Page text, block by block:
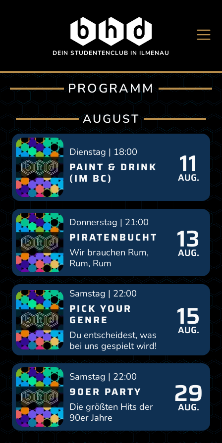
DEIN STUDENTENCLUB IN ILMENAU
PROGRAMM
AUGUST
Dienstag | 18:00
PAINT & DRINK
(IM BC) 11
AUG.
Donnerstag | 21:00
PIRATENBUCHT
Wir brauchen Rum,
Rum, Rum
13
AUG.
Samstag | 22:00
PICK YOUR
GENRE
Du entscheidest, was
bei uns gespielt wird!
15
AUG.
Samstag | 22:00
90ER PARTY
Die größten Hits der
90er Jahre
29
AUG.